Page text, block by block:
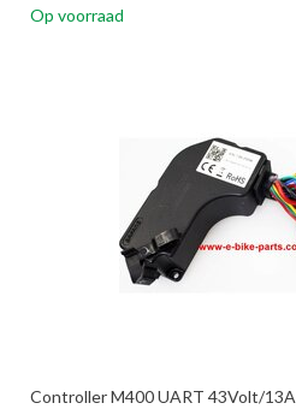
Op voorraad
Controller M400 UART 43Volt/13A